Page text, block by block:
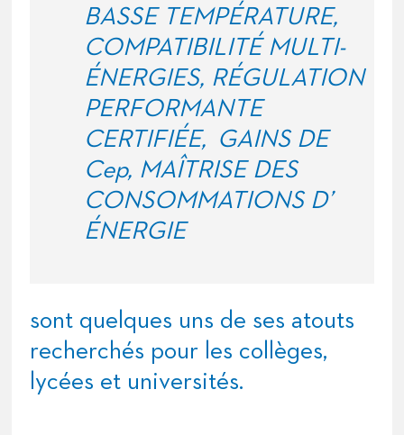
BASSE TEMPÉRATURE,
COMPATIBILITÉ MULTI-
ÉNERGIES, RÉGULATION
PERFORMANTE
CERTIFIÉE, GAINS DE
Cep, MAÎTRISE DES
CONSOMMATIONS D’
ÉNERGIE
sont quelques uns de ses atouts
recherchés pour les collèges,
lycées et universités.